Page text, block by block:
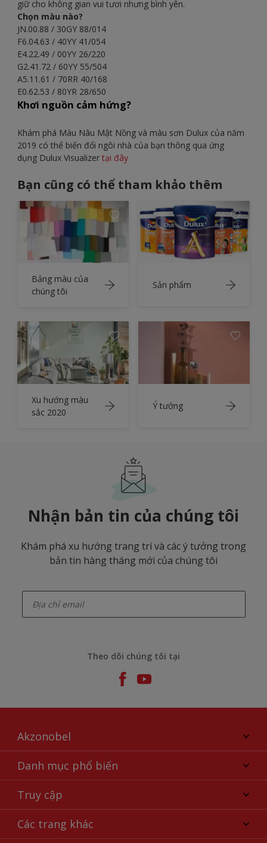
giữ cho không gian vui tươi nhưng bình yên.
Chọn màu nào?
JN.00.88 / 30GY 88/014
F6.04.63 / 40YY 41/054
E4.22.49 / 00YY 26/220
G2.41.72 / 60YY 55/504
A5.11.61 / 70RR 40/168
E0.62.53 / 80YR 28/650
Khơi nguồn cảm hứng?
Khám phá Màu Nâu Mật Nồng và màu sơn Dulux của năm
2019 có thể biến đổi ngôi nhà của bạn thông qua ứng
dụng Dulux Visualizer tại đây
Bạn cũng có thể tham khảo thêm
Bảng màu của
chúng tôi
Sản phẩm
Xu hướng màu
sắc 2020
Ý tưởng
Nhận bản tin của chúng tôi
Khám phá xu hướng trang trí và các ý tưởng trong
bản tin hàng tháng mới của chúng tôi
Theo dõi chúng tôi tại
Akzonobel
Giới thiệu về AkzoNobel
Liên hệ chúng tôi
Tìm một cửa hàng
Danh mục phổ biến
Tìm màu sắc
Chọn sản phẩm
Ý tưởng
Truy cập
Khả năng truy cập
Tính Chính Xác về Màu Sắc
Các trang khác